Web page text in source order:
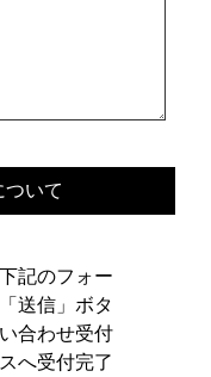
いて
記のフォー
送信」ボタ
合わせ受付
へ受付完了